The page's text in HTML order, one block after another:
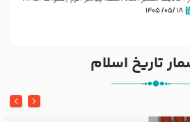
۱۸ /۰۵/ ۱۴۰۵
تاریخ اسلام